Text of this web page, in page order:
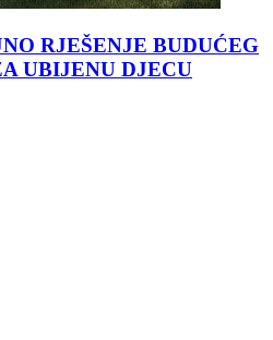
RJEŠENJE BUDUĆEG
UBIJENU DJECU